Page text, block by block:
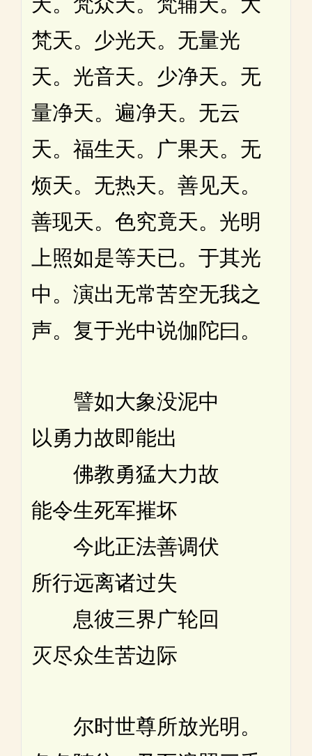
梵天。少光天。无量光
天。光音天。少净天。无
量净天。遍净天。无云
天。福生天。广果天。无
烦天。无热天。善见天。
善现天。色究竟天。光明
上照如是等天已。于其光
中。演出无常苦空无我之
声。复于光中说伽陀曰。
譬如大象没泥中
以勇力故即能出
佛教勇猛大力故
能令生死军摧坏
今此正法善调伏
所行远离诸过失
息彼三界广轮回
灭尽众生苦边际
尔时世尊所放光明。